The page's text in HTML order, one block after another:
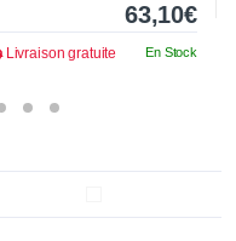
63,10€
Livraison gratuite En Stock